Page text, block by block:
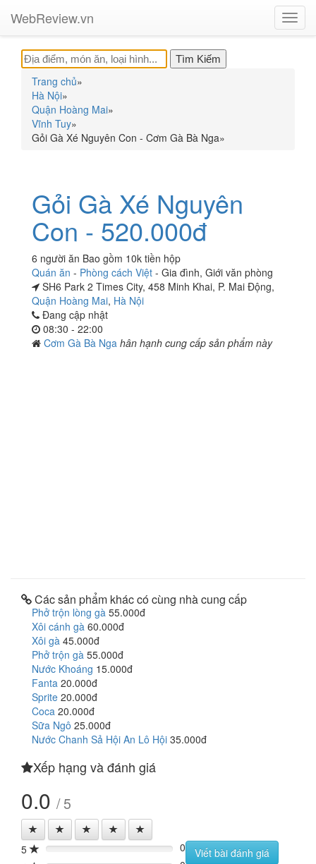
WebReview.vn
Trang chủ»
Hà Nội»
Quận Hoàng Mai»
Vĩnh Tuy»
Gỏi Gà Xé Nguyên Con - Cơm Gà Bà Nga»
Gỏi Gà Xé Nguyên
Con - 520.000đ
6 người ăn Bao gồm 10k tiền hộp
Quán ăn - Phòng cách Việt - Gia đình, Giới văn phòng
SH6 Park 2 Times City, 458 Minh Khai, P. Mai Động,
Quận Hoàng Mai, Hà Nội
Đang cập nhật
08:30 - 22:00
Cơm Gà Bà Nga hân hạnh cung cấp sản phẩm này
Các sản phẩm khác có cùng nhà cung cấp
Phở trộn lòng gà 55.000đ
Xôi cánh gà 60.000đ
Xôi gà 45.000đ
Phở trộn gà 55.000đ
Nước Khoáng 15.000đ
Fanta 20.000đ
Sprite 20.000đ
Coca 20.000đ
Sữa Ngô 25.000đ
Nước Chanh Sả Hội An Lô Hội 35.000đ
Xếp hạng và đánh giá
0.0 / 5
5 0%
0
Viết bài đánh giá